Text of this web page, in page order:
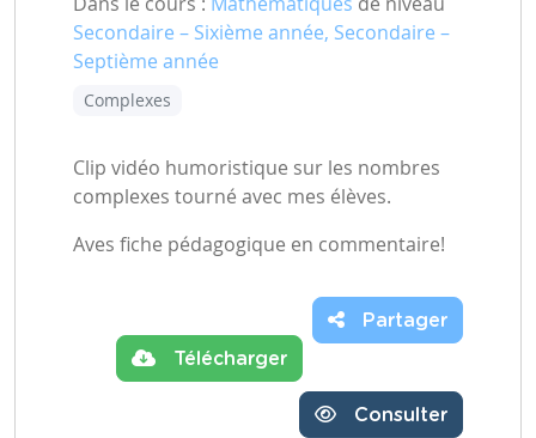
Secondaire – Sixième année, Secondaire –
Septième année
Complexes
Clip vidéo humoristique sur les nombres
complexes tourné avec mes élèves.
Aves fiche pédagogique en commentaire!
Télécharger
Partager
Consulter